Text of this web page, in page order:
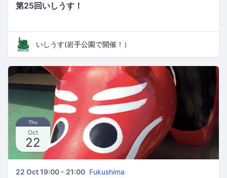
第25回いしうす！
いしうす(岩手公園で開催！）
Thu
Oct
22
22 Oct 19:00 - 21:00 Fukushima